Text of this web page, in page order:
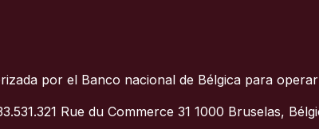
por el Banco nacional de Bélgica para
Rue du Commerce 31 1000 Bruselas,